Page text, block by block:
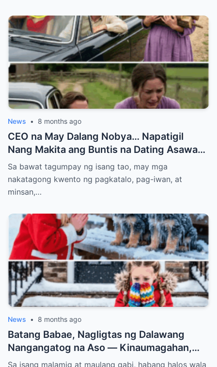
News • 8 months ago
CEO na May Dalang Nobya… Napatigil
Nang Makita ang Buntis na Dating Asawa—
At ang Lihim na Magpapabagsak sa Kanya
Sa bawat tagumpay ng isang tao, may mga
nakatagong kwento ng pagkatalo, pag-iwan, at
minsan,…
News • 8 months ago
Batang Babae, Nagligtas ng Dalawang
Nangangatog na Aso — Kinaumagahan,
Dinumog ng Pulis ang Bahay Nila
Sa isang malamig at maulang gabi, habang halos wala